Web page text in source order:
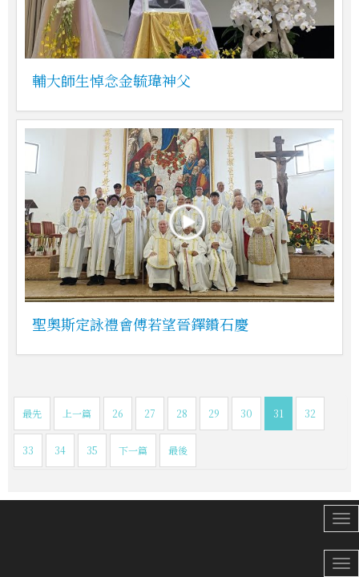
輔大師生悼念金毓瑋神父
聖奧斯定詠禮會傅若望晉鐸鑽石慶
最先 上一篇 26 27 28 29 30 31 32
33 34 35 下一篇 最後